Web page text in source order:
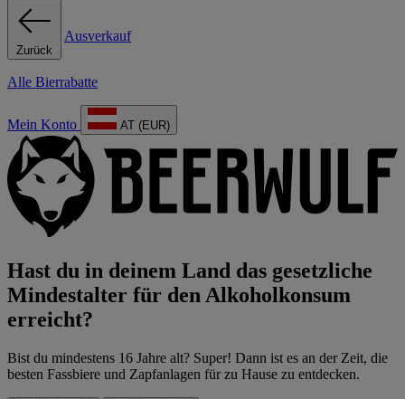
Zurück
Ausverkauf
Alle Bierrabatte
Mein Konto AT (EUR)
Hast du in deinem Land das gesetzliche
Mindestalter für den Alkoholkonsum
erreicht?
Bist du mindestens 16 Jahre alt? Super! Dann ist es an der Zeit, die
besten Fassbiere und Zapfanlagen für zu Hause zu entdecken.